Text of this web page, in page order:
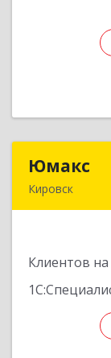
Юмакс
Кировск
Клиентов